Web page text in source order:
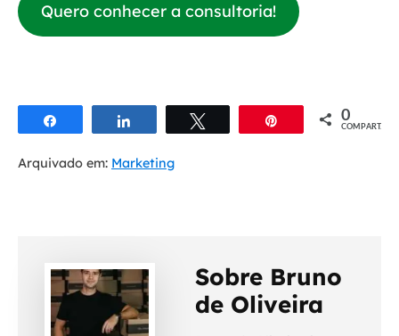
Quero conhecer a consultoria!
Compartilhar Compartilhar 0
COMPART.
Arquivado em: Marketing
Sobre Bruno
de Oliveira